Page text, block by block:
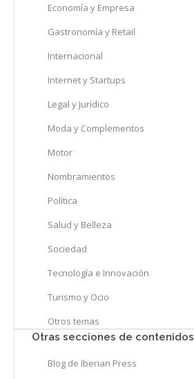
Economía y Empresa
Gastronomía y Retail
Internacional
Internet y Startups
Legal y Jurídico
Moda y Complementos
Motor
Nombramientos
Política
Salud y Belleza
Sociedad
Tecnología e Innovación
Turismo y Ocio
Otros temas
Otras secciones de contenidos
Blog de Iberian Press